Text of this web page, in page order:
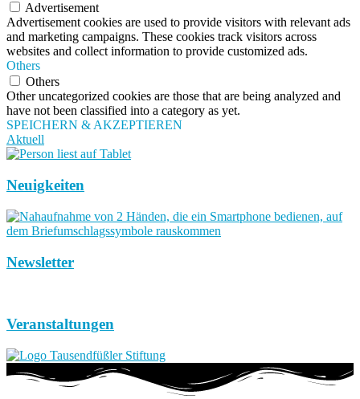
Advertisement
Advertisement cookies are used to provide visitors with relevant ads
and marketing campaigns. These cookies track visitors across
websites and collect information to provide customized ads.
Others
Others
Other uncategorized cookies are those that are being analyzed and
have not been classified into a category as yet.
SPEICHERN & AKZEPTIEREN
Aktuell
Neuigkeiten
Newsletter
Veranstaltungen